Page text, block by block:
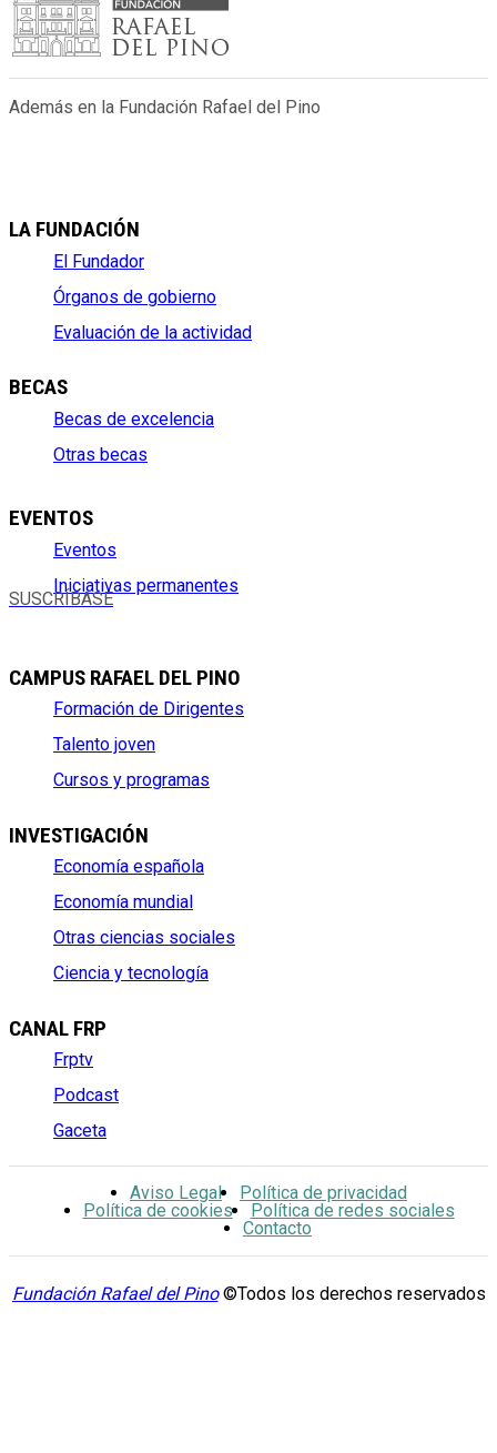
Además en la Fundación Rafael del Pino
LA FUNDACIÓN
El Fundador
Órganos de gobierno
Evaluación de la actividad
BECAS
Becas de excelencia
Otras becas
EVENTOS
Eventos
Iniciativas permanentes
SUSCRÍBASE
CAMPUS RAFAEL DEL PINO
Formación de Dirigentes
Talento joven
Cursos y programas
INVESTIGACIÓN
Economía española
Economía mundial
Otras ciencias sociales
Ciencia y tecnología
CANAL FRP
Frptv
Podcast
Gaceta
Aviso Legal
Política de privacidad
Política de cookies
Política de redes sociales
Contacto
Fundación Rafael del Pino©Todos los derechos reservados